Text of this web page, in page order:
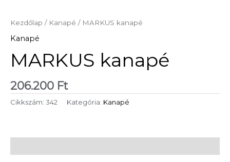
Kezdőlap / Kanapé / MARKUS kanapé
Kanapé
MARKUS kanapé
206.200 Ft
Cikkszám: 342 Kategória: Kanapé